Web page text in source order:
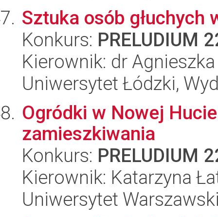
Sztuka osób głuchych
Konkurs: PRELUDIUM
Kierownik: dr
Uniwersytet Łódzki,
Ogródki w Nowej
zamieszkiwania
Konkurs: PRELUDIUM
Kierownik: Katarzyna
Uniwersytet